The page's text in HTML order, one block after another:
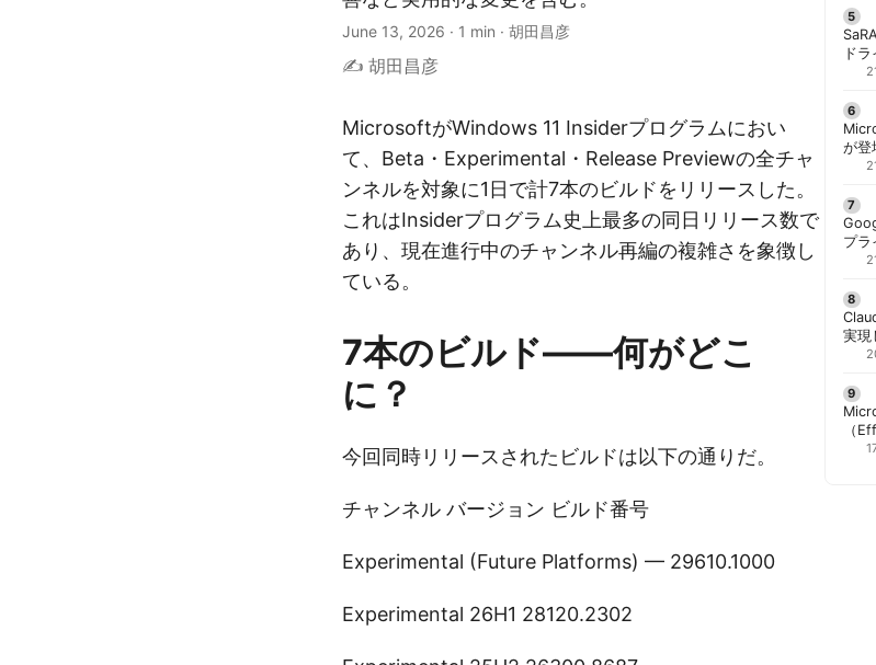
June 13, 2026 · 1 min · 胡田昌彦
✍️ 胡田昌彦
MicrosoftがWindows 11 Insiderプログラムにおい
て、Beta・Experimental・Release Previewの全チャ
ンネルを対象に1日で計7本のビルドをリリースした。
これはInsiderプログラム史上最多の同日リリース数で
あり、現在進行中のチャンネル再編の複雑さを象徴し
ている。
7本のビルド——何がどこ
に？
今回同時リリースされたビルドは以下の通りだ。
チャンネル バージョン ビルド番号
Experimental (Future Platforms) — 29610.1000
Experimental 26H1 28120.2302
ド
計
が登
と
プ
手
実現
携
（
ッ